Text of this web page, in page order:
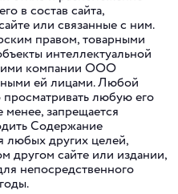
в состав сайта,
или связанные с ним.
правом, товарными
интеллектуальной
компании ООО
ей лицами. Любой
просматривать любую его
запрещается
Содержание
любых других целей,
другом сайте или издании,
непосредственного